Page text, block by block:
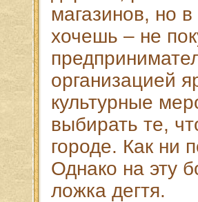
магазинов, но
хочешь – не
организацией
культурные
выбирать те,
городе. Как ни
Однако на эту
ложка дегтя.